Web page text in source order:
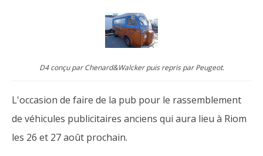
D4 conçu par Chenard&Walcker puis repris par Peugeot.
L'occasion de faire de la pub pour le rassemblement
de véhicules publicitaires anciens qui aura lieu à Riom
les 26 et 27 août prochain.